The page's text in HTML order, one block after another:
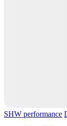
SHW performance